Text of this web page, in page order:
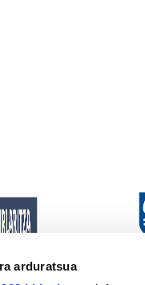
arduratsua